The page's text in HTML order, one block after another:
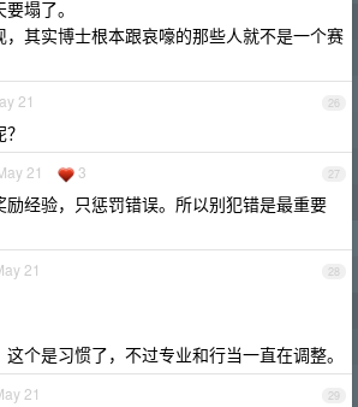
塌了。
，其实博士根本跟哀嚎的那些人就不是一个赛
26
21
27
21 3
励经验，只惩罚错误。所以别犯错是最重要
28
21
个是习惯了，不过专业和行当一直在调整。
29
21